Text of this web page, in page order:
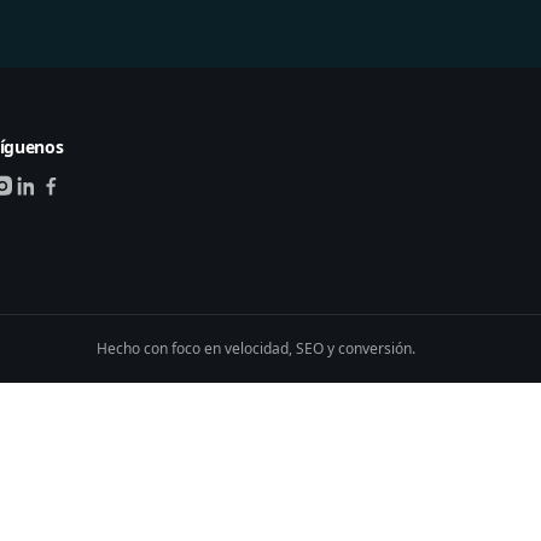
Hecho con foco en velocidad, SEO y conversión.